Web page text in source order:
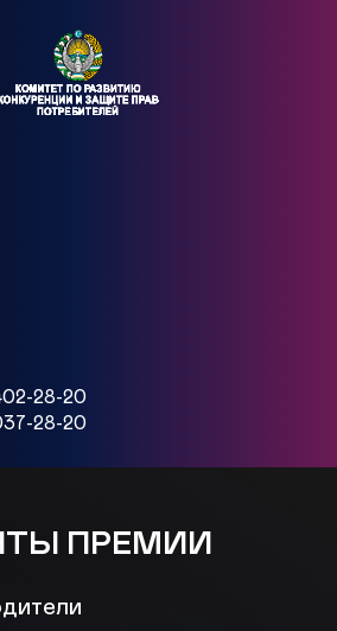
28-20
28-20
ПРЕМИИ